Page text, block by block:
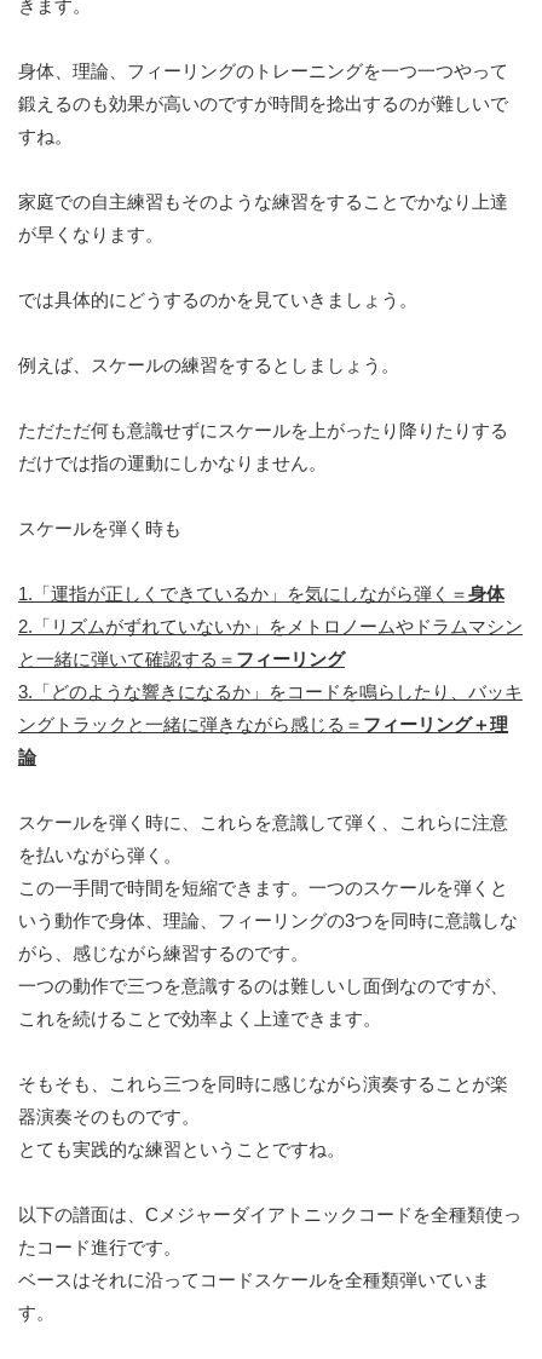
きます。
身体、理論、フィーリングのトレーニングを一つ一つやって
鍛えるのも効果が高いのですが時間を捻出するのが難しいで
すね。
家庭での自主練習もそのような練習をすることでかなり上達
が早くなります。
では具体的にどうするのかを見ていきましょう。
例えば、スケールの練習をするとしましょう。
ただただ何も意識せずにスケールを上がったり降りたりする
だけでは指の運動にしかなりません。
スケールを弾く時も
1.「運指が正しくできているか」を気にしながら弾く＝身体
2.「リズムがずれていないか」をメトロノームやドラムマシン
と一緒に弾いて確認する＝ フィーリング
3.「どのような響きになるか」をコードを鳴らしたり、バッキ
ングトラックと一緒に弾きながら感じる＝ フィーリング＋理
論
スケールを弾く時に、これらを意識して弾く、これらに注意
を払いながら弾く。
この一手間で時間を短縮できます。一つのスケールを弾くと
いう動作で身体、理論、フィーリングの3つを同時に意識しな
がら、感じながら練習するのです。
一つの動作で三つを意識するのは難しいし面倒なのですが、
これを続けることで効率よく上達できます。
そもそも、これら三つを同時に感じながら演奏することが楽
器演奏そのものです。
とても実践的な練習ということですね。
以下の譜面は、Cメジャーダイアトニックコードを全種類使っ
たコード進行です。
ベースはそれに沿ってコードスケールを全種類弾いていま
す。